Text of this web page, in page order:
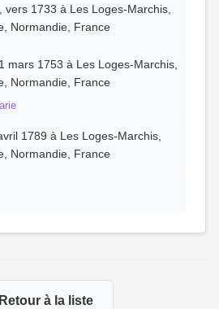
, vers 1733 à Les Loges-Marchis,
Normandie, France
mars 1753 à Les Loges-Marchis,
Normandie, France
1789 à Les Loges-Marchis,
Normandie, France
à la liste